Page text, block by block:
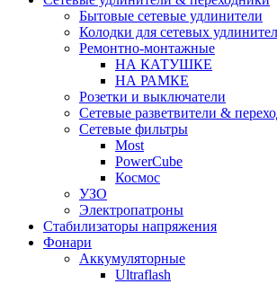
Бытовые сетевые удлинители
Колодки для сетевых
Ремонтно-монтажные
НА КАТУШКЕ
НА РАМКЕ
Розетки и выключатели
Сетевые разветвители &
Сетевые фильтры
Most
PowerCube
Космос
УЗО
Электропатроны
Стабилизаторы напряжения
Фонари
Аккумуляторные
Ultraflash